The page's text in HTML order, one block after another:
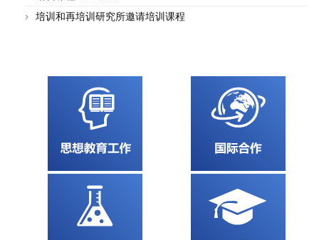
培训和再培训研究所邀请培训课程